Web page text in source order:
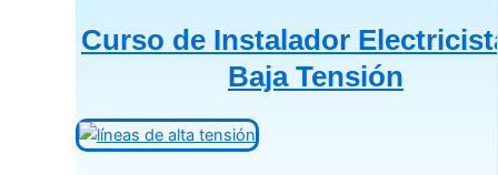
Curso de Instalador
Baja Tensión